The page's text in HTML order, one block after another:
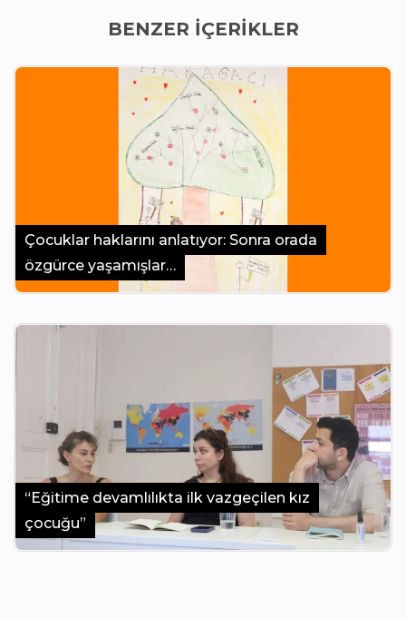
BENZER İÇERİKLER
Çocuklar haklarını anlatıyor: Sonra orada
özgürce yaşamışlar…
“Eğitime devamlılıkta ilk vazgeçilen kız
çocuğu”